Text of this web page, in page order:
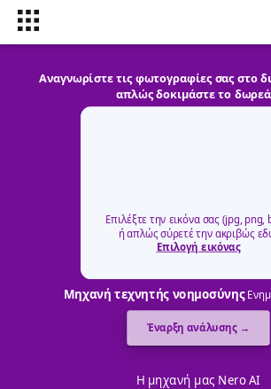
Αναγνωρίστε τις φωτογραφίες σας στο
απλώς δοκιμάστε το
Επιλέξτε την εικόνα σας (jpg, png,
ή απλώς σύρετέ την ακριβώς
Επιλογή εικόνας
Έναρξη ανάλυσης →
Μηχανή τεχνητής νοημοσύνης
Η μηχανή μας Nero AI